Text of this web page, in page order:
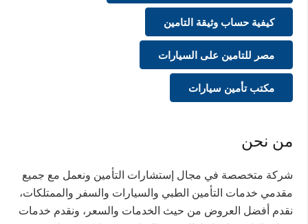
كيفية حساب وثيقة التامين
مصر للتامين على السيارات
مكتب تأمين سيارات
من نحن
شركة متخصصة في مجال إستشارات التأمين ونعمل مع جميع
مقدمي خدمات التأمين الطبي والسيارات والسفر والممتلكات،
نقدم أفضل العروض من حيث الخدمات والسعر، ونقدم خدمات